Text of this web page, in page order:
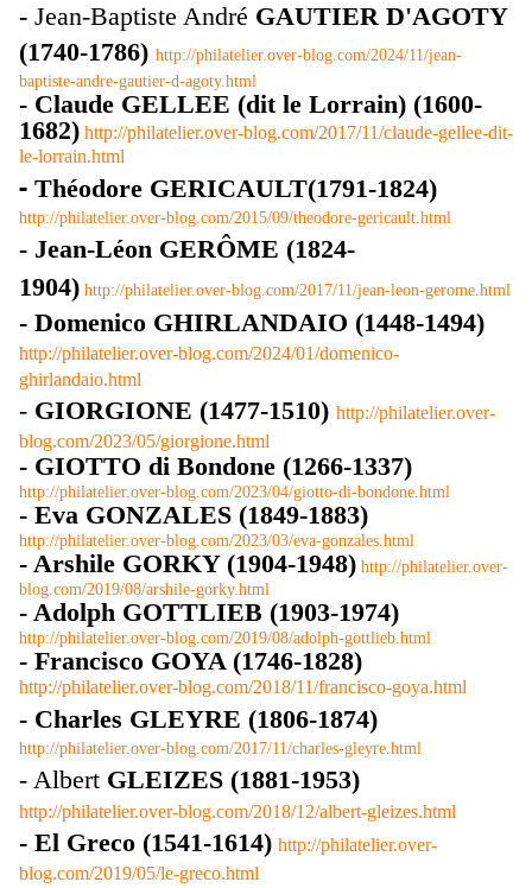
- Jean-Baptiste André GAUTIER D'AGOTY
(1740-1786) http://philatelier.over-blog.com/2024/11/jean-
baptiste-andre-gautier-d-agoty.html
- Claude GELLEE (dit le Lorrain) (1600-
1682) http://philatelier.over-blog.com/2017/11/claude-gellee-dit-
le-lorrain.html
- Théodore GERICAULT(1791-1824)
http://philatelier.over-blog.com/2015/09/theodore-gericault.html
- Jean-Léon GERÔME (1824-
1904) http://philatelier.over-blog.com/2017/11/jean-leon-gerome.html
- Domenico GHIRLANDAIO (1448-1494)
http://philatelier.over-blog.com/2024/01/domenico-
ghirlandaio.html
- GIORGIONE (1477-1510) http://philatelier.over-
blog.com/2023/05/giorgione.html
- GIOTTO di Bondone (1266-1337)
http://philatelier.over-blog.com/2023/04/giotto-di-bondone.html
- Eva GONZALES (1849-1883)
http://philatelier.over-blog.com/2023/03/eva-gonzales.html
- Arshile GORKY (1904-1948) http://philatelier.over-
blog.com/2019/08/arshile-gorky.html
- Adolph GOTTLIEB (1903-1974)
http://philatelier.over-blog.com/2019/08/adolph-gottlieb.html
- Francisco GOYA (1746-1828)
http://philatelier.over-blog.com/2018/11/francisco-goya.html
- Charles GLEYRE (1806-1874)
http://philatelier.over-blog.com/2017/11/charles-gleyre.html
- Albert GLEIZES (1881-1953)
http://philatelier.over-blog.com/2018/12/albert-gleizes.html
- El Greco (1541-1614) http://philatelier.over-
blog.com/2019/05/le-greco.html